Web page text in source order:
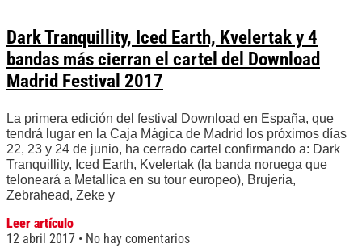
Dark Tranquillity, Iced Earth, Kvelertak y 4
bandas más cierran el cartel del Download
Madrid Festival 2017
La primera edición del festival Download en España, que
tendrá lugar en la Caja Mágica de Madrid los próximos días
22, 23 y 24 de junio, ha cerrado cartel confirmando a: Dark
Tranquillity, Iced Earth, Kvelertak (la banda noruega que
teloneará a Metallica en su tour europeo), Brujeria,
Zebrahead, Zeke y
Leer artículo
12 abril 2017
No hay comentarios